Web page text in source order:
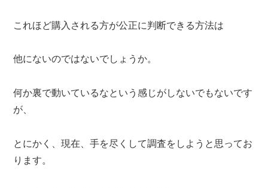
これほど購入される方が公正に判断できる方法は
他にないのではないでしょうか。
何か裏で動いているなという感じがしないでもないです
が、
とにかく、現在、手を尽くして調査をしようと思ってお
ります。